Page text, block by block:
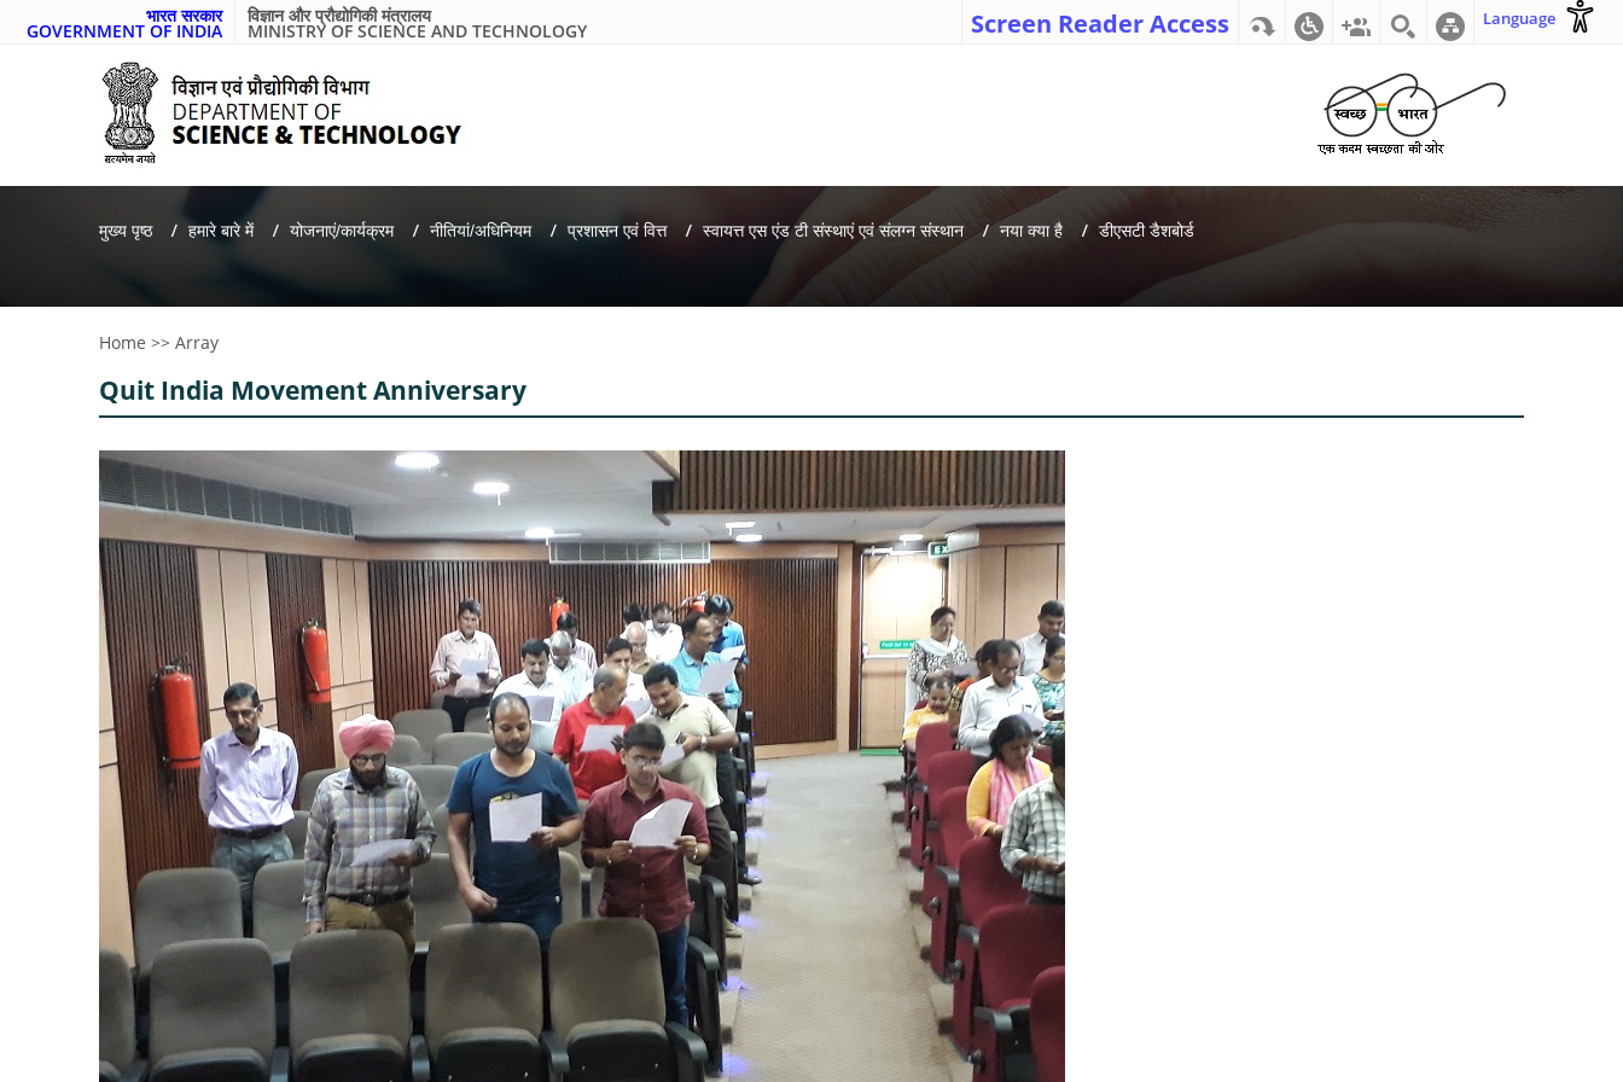
भारत सरकार
GOVERNMENT OF INDIA
विज्ञान और प्रौद्योगिकी मंत्रालय
MINISTRY OF SCIENCE AND TECHNOLOGY Screen Reader Access Language
मुख्य पृष्ठ हमारे बारे में योजनाएं/कार्यक्रम नीतियां/अधिनियम प्रशासन एवं वित्त स्वायत्त एस एंड टी संस्थाएं एवं संलग्न संस्थान नया क्या है डीएसटी डैशबोर्ड
Home >> Array
Quit India Movement Anniversary